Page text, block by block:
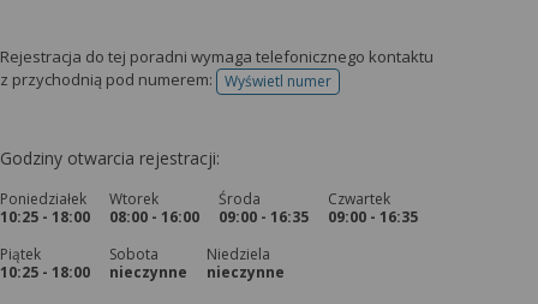
Rejestracja do tej poradni wymaga telefonicznego kontaktu
z przychodnią pod numerem:
Wyświetl numertelefonu do rejestracji
Godziny otwarcia rejestracji:
Poniedziałek
10:25 - 18:00
Wtorek
08:00 - 16:00
Środa
09:00 - 16:35
Czwartek
09:00 - 16:35
Piątek
10:25 - 18:00
Sobota
nieczynne
Niedziela
nieczynne